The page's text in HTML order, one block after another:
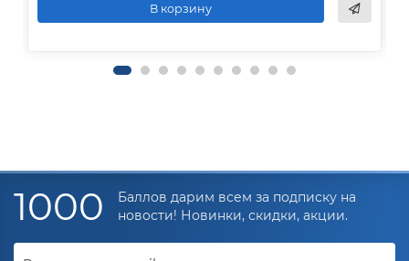
В корзину
1000
Баллов дарим всем за подписку на
новости! Новинки, скидки, акции.